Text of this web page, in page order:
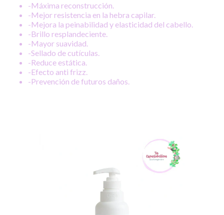
-Máxima reconstrucción.
-Mejor resistencia en la hebra capilar.
-Mejora la peinabilidad y elasticidad del cabello.
-Brillo resplandeciente.
-Mayor suavidad.
-Sellado de cutículas.
-Reduce estática.
-Efecto anti frizz.
-Prevención de futuros daños.